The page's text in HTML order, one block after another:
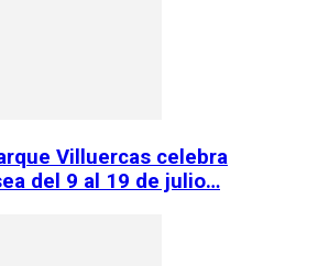
Villuercas celebra
del 9 al 19 de julio…